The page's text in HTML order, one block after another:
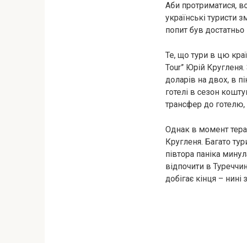
Аби протриматися,
українські туристи
попит був
Те, що тури в цю
Tour” Юрій Кругленя.
доларів на двох, в
готелі в сезон
трансфер до готелю,
Однак в момент
Кругленя. Багато
півтора паніка
відпочити в
добігає кінця –